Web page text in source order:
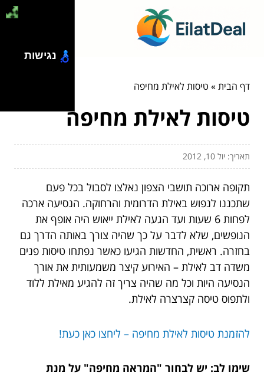
דף הבית» טיסות לאילת מחיפה
טיסות לאילת מחיפה
תאריך: יול 10, 2012
תקופה ארוכה תושבי הצפון נאלצו לסבול בכל פעם
שתכננו לנפוש באילת הדרומית והרחוקה. הנסיעה ארכה
לפחות 6 שעות ועד הגעה לאילת ייאוש היה אופף את
הנופשים, שלא לדבר על כך שהיה צורך באותה הדרך גם
בחזרה. ראשית, החדשות הגיעו כאשר נפתחו טיסות פנים
משדה דב לאילת – האירוע קיצר משמעותית את אורך
הנסיעה היות וכל מה שהיה צריך זה להגיע מאילת ללוד
ולתפוס טיסה קצרצרה לאילת.
להזמנת טיסות לאילת מחיפה – ליחצו כאן כעת!
שימו לב: יש לבחור "המראה מחיפה" על מנת
נגישות